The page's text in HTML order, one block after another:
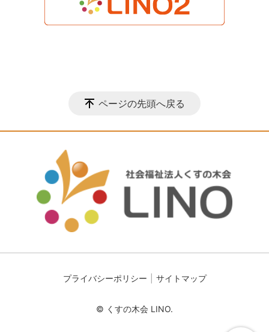
ページの先頭へ戻る
プライバシーポリシー サイトマップ
© くすの木会 LINO.